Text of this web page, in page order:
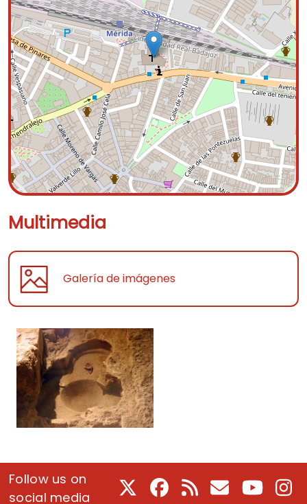
Multimedia
Galería de imágenes
Follow us on
social media
Facebook
RSS E-Mail Youtube